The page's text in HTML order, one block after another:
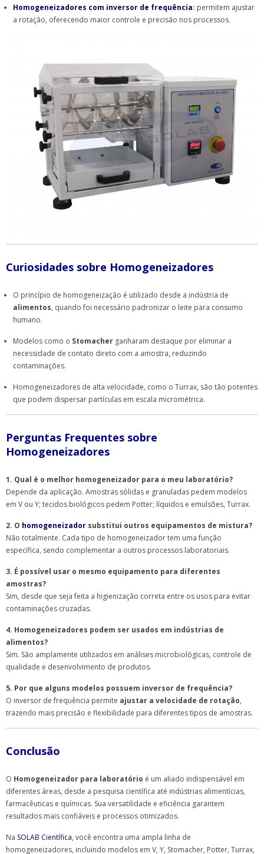
Homogeneizadores com inversor de frequência: permitem ajustar
a rotação, oferecendo maior controle e precisão nos processos.
Curiosidades sobre Homogeneizadores
O princípio de homogeneização é utilizado desde a indústria de
alimentos, quando foi necessário padronizar o leite para consumo
humano.
Modelos como o Stomacher ganharam destaque por eliminar a
necessidade de contato direto com a amostra, reduzindo
contaminações.
Homogeneizadores de alta velocidade, como o Turrax, são tão potentes
que podem dispersar partículas em escala micrométrica.
Perguntas Frequentes sobre
Homogeneizadores
1. Qual é o melhor homogeneizador para o meu laboratório?
Depende da aplicação. Amostras sólidas e granuladas pedem modelos
em V ou Y; tecidos biológicos pedem Potter; líquidos e emulsões, Turrax.
2. O homogeneizador substitui outros equipamentos de mistura?
Não totalmente. Cada tipo de homogeneizador tem uma função
específica, sendo complementar a outros processos laboratoriais.
3. É possível usar o mesmo equipamento para diferentes
amostras?
Sim, desde que seja feita a higienização correta entre os usos para evitar
contaminações cruzadas.
4. Homogeneizadores podem ser usados em indústrias de
alimentos?
Sim. São amplamente utilizados em análises microbiológicas, controle de
qualidade e desenvolvimento de produtos.
5. Por que alguns modelos possuem inversor de frequência?
O inversor de frequência permite ajustar a velocidade de rotação,
trazendo mais precisão e flexibilidade para diferentes tipos de amostras.
Conclusão
O Homogeneizador para laboratório é um aliado indispensável em
diferentes áreas, desde a pesquisa científica até indústrias alimentícias,
farmacêuticas e químicas. Sua versatilidade e eficiência garantem
resultados mais confiáveis e processos otimizados.
Na SOLAB Científica, você encontra uma ampla linha de
homogeneizadores, incluindo modelos em V, Y, Stomacher, Potter, Turrax,